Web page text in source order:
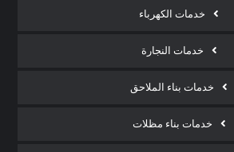
خدمات الكهرباء
خدمات النجارة
خدمات بناء الملاحق
خدمات بناء مظلات